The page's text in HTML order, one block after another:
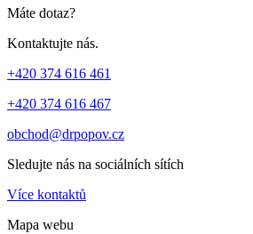
Máte dotaz?
Kontaktujte nás.
+420 374 616 461
+420 374 616 467
obchod@drpopov.cz
Sledujte nás na sociálních sítích
Více kontaktů
Mapa webu